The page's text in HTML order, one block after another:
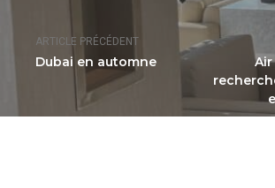
ARTICLE PRÉCÉDENT
Dubai en automne
Air